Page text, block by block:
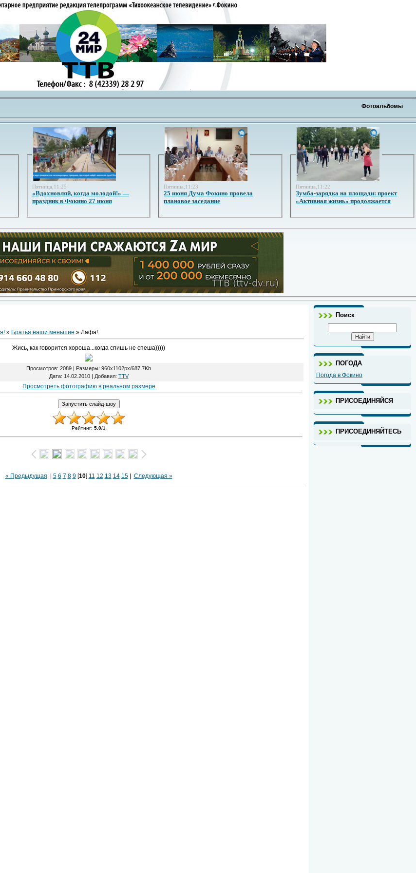
Фотоальбомы
Пятница,11:25
«Вдохновляй, когда молодой!» —
праздник в Фокино 27 июня
Пятница,11:23
25 июня Дума Фокино провела
плановое заседание
Пятница,11:22
Зумба-зарядка на площади: проект
«Активная жизнь» продолжается
» Братья наши меньшие » Лафа!
Жись, как говорится хороша...когда спишь не спеша)))))
Просмотров: 2089 | Размеры: 960x1102px/687.7Kb
Дата: 14.02.2010 | Добавил: TTV
Просмотреть фотографию в реальном размере
Рейтинг: 5.0/1
« Предыдущая 5 6 7 8 9[10] 11 12 13 14 15| Следующая »
Поиск
ПОГОДА
Погода в Фокино
ПРИСОЕДИНЯЙСЯ
ПРИСОЕДИНЯЙТЕСЬ